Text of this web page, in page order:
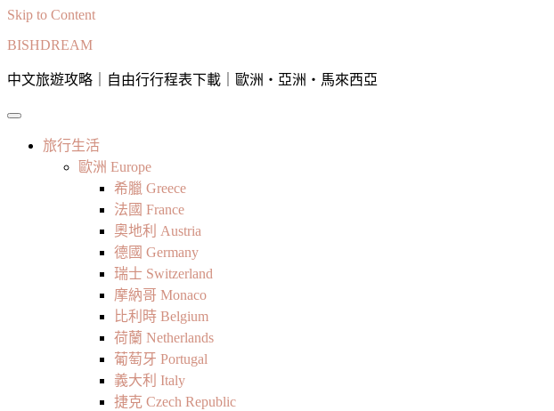
Skip to Content
BISHDREAM
中文旅遊攻略｜自由行行程表下載｜歐洲・亞洲・馬來西亞
旅行生活
歐洲 Europe
希臘 Greece
法國 France
奧地利 Austria
德國 Germany
瑞士 Switzerland
摩納哥 Monaco
比利時 Belgium
荷蘭 Netherlands
葡萄牙 Portugal
義大利 Italy
捷克 Czech Republic